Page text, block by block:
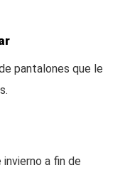
pantalones que le
a fin de